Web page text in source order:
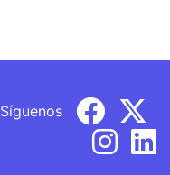
Síguenos